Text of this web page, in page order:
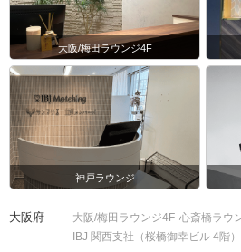
大阪/梅田ラウンジ4F
神戸ラウンジ
大阪府 大阪/梅田ラウンジ4F 心斎橋ラウ
IBJ 関西支社（桜橋御幸ビル 4階）